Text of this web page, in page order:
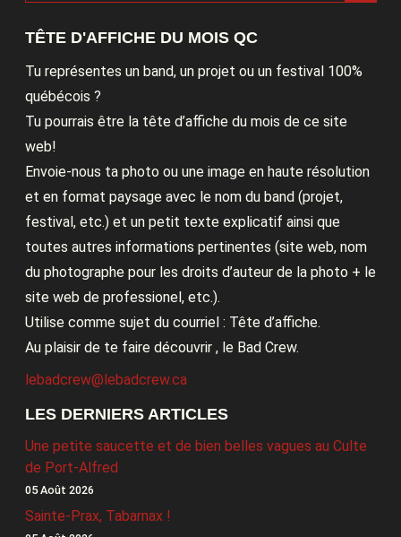
TÊTE D'AFFICHE DU MOIS QC
Tu représentes un band, un projet ou un festival 100%
québécois ?
Tu pourrais être la tête d’affiche du mois de ce site
web!
Envoie-nous ta photo ou une image en haute résolution
et en format paysage avec le nom du band (projet,
festival, etc.) et un petit texte explicatif ainsi que
toutes autres informations pertinentes (site web, nom
du photographe pour les droits d’auteur de la photo + le
site web de professionel, etc.).
Utilise comme sujet du courriel : Tête d’affiche.
Au plaisir de te faire découvrir , le Bad Crew.
lebadcrew@lebadcrew.ca
LES DERNIERS ARTICLES
Une petite saucette et de bien belles vagues au Culte
de Port-Alfred
05 Août 2026
Sainte-Prax, Tabarnax !